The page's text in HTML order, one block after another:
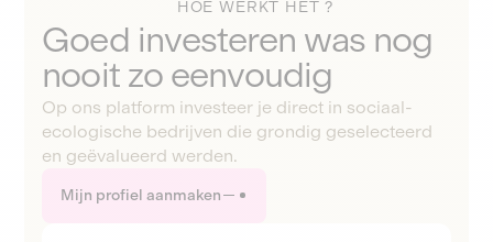
HOE WERKT HET ?
Goed investeren was nog
nooit zo eenvoudig
Op ons platform investeer je direct in sociaal-
ecologische bedrijven die grondig geselecteerd
en geëvalueerd werden.
Mijn profiel aanmaken